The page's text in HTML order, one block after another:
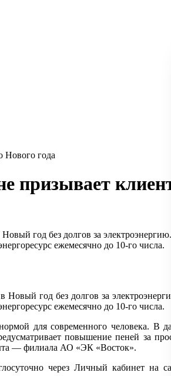
Нового года
год без долгов за электроэнергию.
ежемесячно до 10-го числа.
год без долгов за
ежемесячно до 10-го числа.
для современного человека. В
повышение пеней за
— филиала АО «ЭК «Восток».
через Личный кабинет на